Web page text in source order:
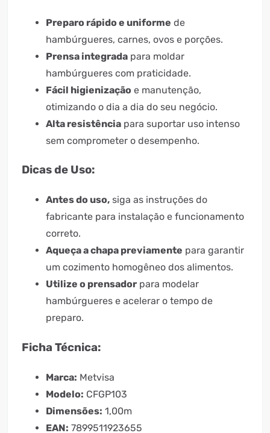
Preparo rápido e uniforme de
hambúrgueres, carnes, ovos e porções.
Prensa integrada para moldar
hambúrgueres com praticidade.
Fácil higienização e manutenção,
otimizando o dia a dia do seu negócio.
Alta resistência para suportar uso intenso
sem comprometer o desempenho.
Dicas de Uso:
Antes do uso, siga as instruções do
fabricante para instalação e funcionamento
correto.
Aqueça a chapa previamente para garantir
um cozimento homogêneo dos alimentos.
Utilize o prensador para modelar
hambúrgueres e acelerar o tempo de
preparo.
Ficha Técnica:
Marca: Metvisa
Modelo: CFGP103
Dimensões: 1,00m
EAN: 7899511923655